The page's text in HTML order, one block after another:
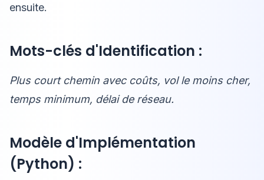
ensuite.
Mots-clés d'Identification :
Plus court chemin avec coûts, vol le moins cher,
temps minimum, délai de réseau.
Modèle d'Implémentation
(Python) :